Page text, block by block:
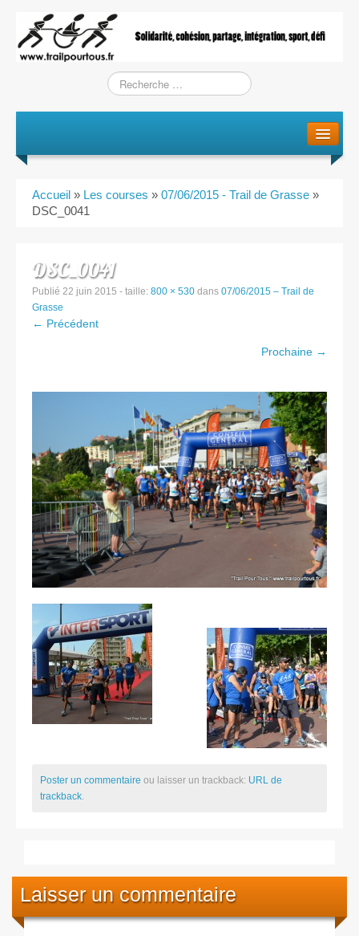
L’Association
Training / Courses
Entraînements
Rugby Riviera Fauteuil
On parle de nous
Partenaires & remerciements
Partenaires
Remerciements
Contact
Accueil » Les courses » 07/06/2015 - Trail de Grasse »
DSC_0041
DSC_0041
Publié 22 juin 2015 - taille: 800 × 530 dans 07/06/2015 – Trail de
Grasse
← Précédent
Prochaine →
Poster un commentaire ou laisser un trackback: URL de
trackback.
Laisser un commentaire